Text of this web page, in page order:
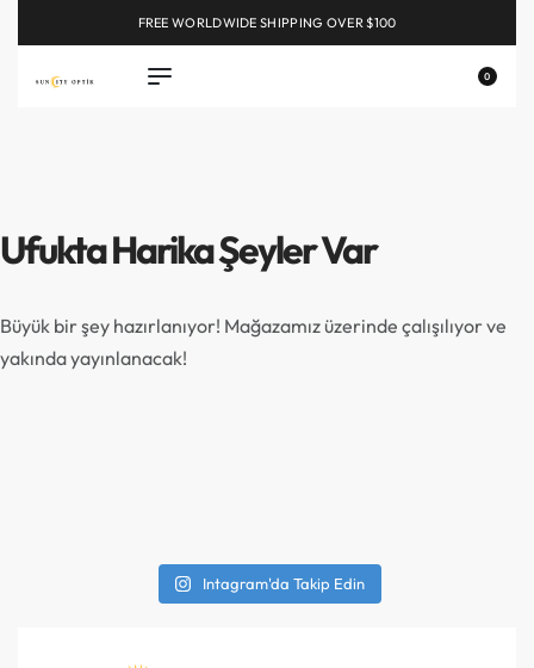
FREE WORLDWIDE SHIPPING OVER $100
0
Ufukta Harika Şeyler Var
Büyük bir şey hazırlanıyor! Mağazamız üzerinde çalışılıyor ve
yakında yayınlanacak!
Intagram'da Takip Edin